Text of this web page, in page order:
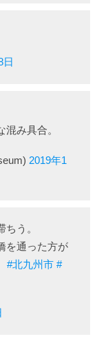
日
み具合。
2019年1
う。
を通った方が
#北九州市 #